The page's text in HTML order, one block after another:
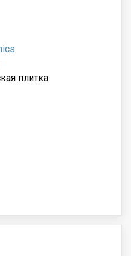
плитка